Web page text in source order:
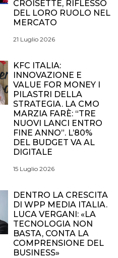
CROISETTE, RIFLESSO
DEL LORO RUOLO NEL
MERCATO
21 Luglio 2026
KFC ITALIA:
INNOVAZIONE E
VALUE FOR MONEY I
PILASTRI DELLA
STRATEGIA. LA CMO
MARZIA FARÈ: “TRE
NUOVI LANCI ENTRO
FINE ANNO”. L’80%
DEL BUDGET VA AL
DIGITALE
15 Luglio 2026
DENTRO LA CRESCITA
DI WPP MEDIA ITALIA.
LUCA VERGANI: «LA
TECNOLOGIA NON
BASTA, CONTA LA
COMPRENSIONE DEL
BUSINESS»